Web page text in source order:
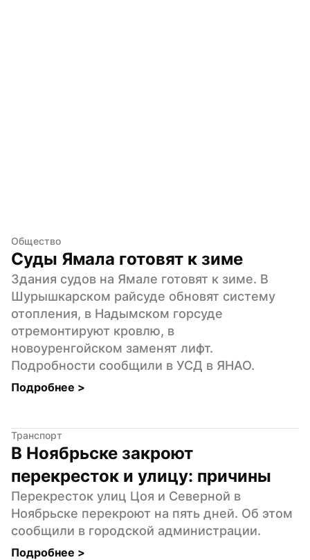
Общество
Суды Ямала готовят к зиме
Здания судов на Ямале готовят к зиме. В
Шурышкарском райсуде обновят систему
отопления, в Надымском горсуде
отремонтируют кровлю, в
новоуренгойском заменят лифт.
Подробности сообщили в УСД в ЯНАО.
Подробнее >
Транспорт
В Ноябрьске закроют
перекресток и улицу: причины
Перекресток улиц Цоя и Северной в
Ноябрьске перекроют на пять дней. Об этом
сообщили в городской администрации.
Подробнее >